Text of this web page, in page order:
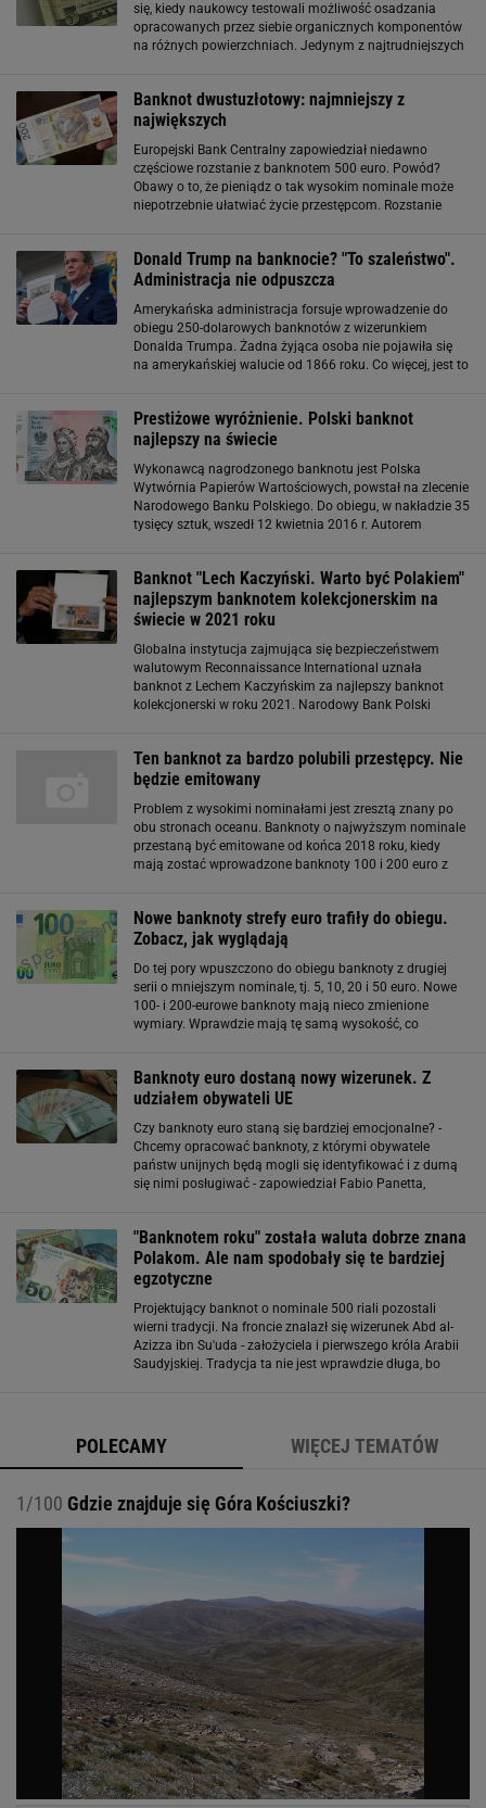
się, kiedy naukowcy testowali możliwość osadzania
opracowanych przez siebie organicznych komponentów
na różnych powierzchniach. Jedynym z najtrudniejszych
Banknot dwustuzłotowy: najmniejszy z
największych
Europejski Bank Centralny zapowiedział niedawno
częściowe rozstanie z banknotem 500 euro. Powód?
Obawy o to, że pieniądz o tak wysokim nominale może
niepotrzebnie ułatwiać życie przestępcom. Rozstanie
Donald Trump na banknocie? "To szaleństwo".
Administracja nie odpuszcza
Amerykańska administracja forsuje wprowadzenie do
obiegu 250-dolarowych banknotów z wizerunkiem
Donalda Trumpa. Żadna żyjąca osoba nie pojawiła się
na amerykańskiej walucie od 1866 roku. Co więcej, jest to
Prestiżowe wyróżnienie. Polski banknot
najlepszy na świecie
Wykonawcą nagrodzonego banknotu jest Polska
Wytwórnia Papierów Wartościowych, powstał na zlecenie
Narodowego Banku Polskiego. Do obiegu, w nakładzie 35
tysięcy sztuk, wszedł 12 kwietnia 2016 r. Autorem
Banknot "Lech Kaczyński. Warto być Polakiem"
najlepszym banknotem kolekcjonerskim na
świecie w 2021 roku
Globalna instytucja zajmująca się bezpieczeństwem
walutowym Reconnaissance International uznała
banknot z Lechem Kaczyńskim za najlepszy banknot
kolekcjonerski w roku 2021. Narodowy Bank Polski
Ten banknot za bardzo polubili przestępcy. Nie
będzie emitowany
Problem z wysokimi nominałami jest zresztą znany po
obu stronach oceanu. Banknoty o najwyższym nominale
przestaną być emitowane od końca 2018 roku, kiedy
mają zostać wprowadzone banknoty 100 i 200 euro z
Nowe banknoty strefy euro trafiły do obiegu.
Zobacz, jak wyglądają
Do tej pory wpuszczono do obiegu banknoty z drugiej
serii o mniejszym nominale, tj. 5, 10, 20 i 50 euro. Nowe
100- i 200-eurowe banknoty mają nieco zmienione
wymiary. Wprawdzie mają tę samą wysokość, co
Banknoty euro dostaną nowy wizerunek. Z
udziałem obywateli UE
Czy banknoty euro staną się bardziej emocjonalne? -
Chcemy opracować banknoty, z którymi obywatele
państw unijnych będą mogli się identyfikować i z dumą
się nimi posługiwać - zapowiedział Fabio Panetta,
"Banknotem roku" została waluta dobrze znana
Polakom. Ale nam spodobały się te bardziej
egzotyczne
Projektujący banknot o nominale 500 riali pozostali
wierni tradycji. Na froncie znalazł się wizerunek Abd al-
Azizza ibn Su'uda - założyciela i pierwszego króla Arabii
Saudyjskiej. Tradycja ta nie jest wprawdzie długa, bo
POLECAMY WIĘCEJ TEMATÓW
1/100 Gdzie znajduje się Góra Kościuszki?